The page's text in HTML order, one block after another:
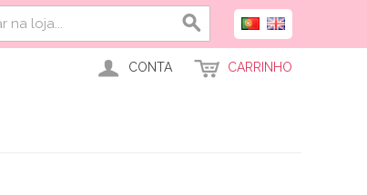
CONTA CARRINHO